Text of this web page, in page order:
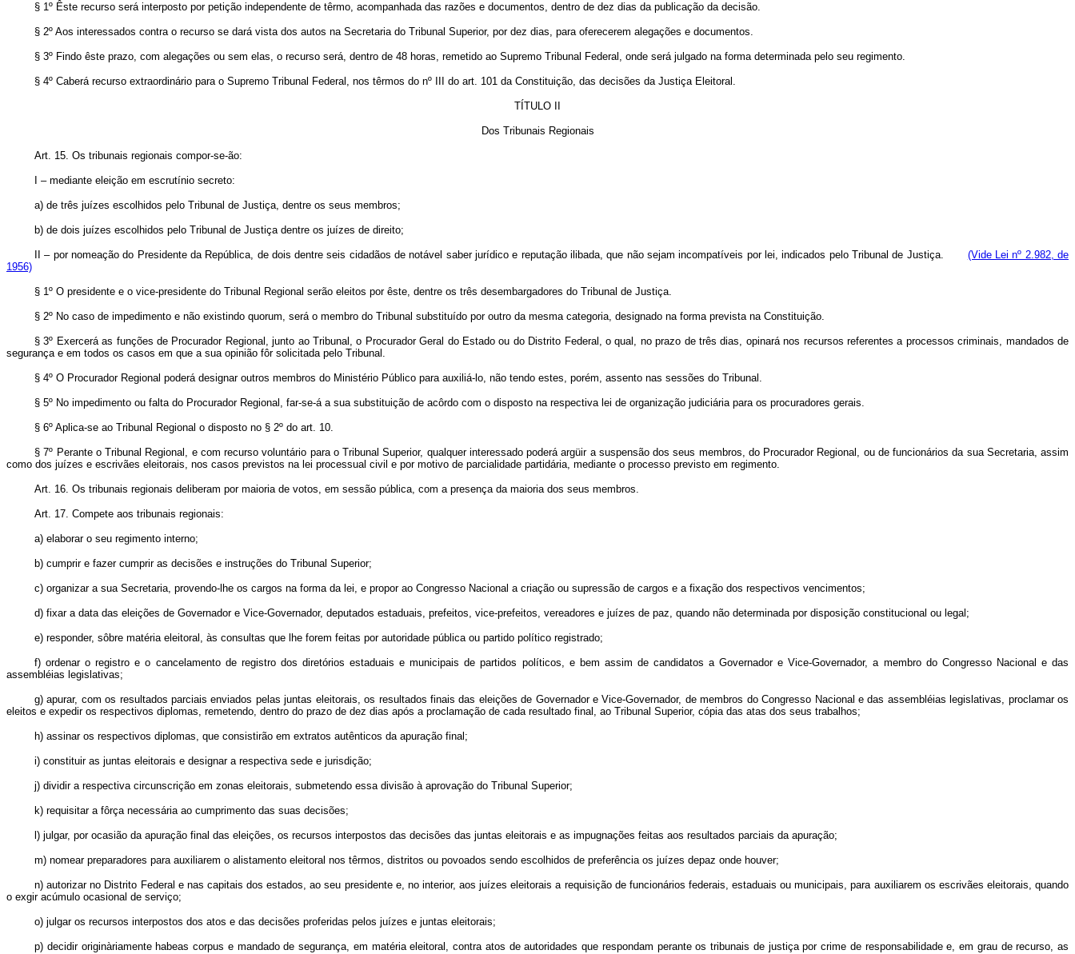
§ 1º Êste recurso será interposto por petição independente de têrmo, acompanhada das razões e documentos, dentro de dez dias da publicação da decisão.
§ 2º Aos interessados contra o recurso se dará vista dos autos na Secretaria do Tribunal Superior, por dez dias, para oferecerem alegações e documentos.
§ 3º Findo êste prazo, com alegações ou sem elas, o recurso será, dentro de 48 horas, remetido ao Supremo Tribunal Federal, onde será julgado na forma determinada pelo seu regimento.
§ 4º Caberá recurso extraordinário para o Supremo Tribunal Federal, nos têrmos do nº III do art. 101 da Constituição, das decisões da Justiça Eleitoral.
TÍTULO II
Dos Tribunais Regionais
Art. 15. Os tribunais regionais compor-se-ão:
I – mediante eleição em escrutínio secreto:
a) de três juízes escolhidos pelo Tribunal de Justiça, dentre os seus membros;
b) de dois juízes escolhidos pelo Tribunal de Justiça dentre os juízes de direito;
II – por nomeação do Presidente da República, de dois dentre seis cidadãos de notável saber jurídico e reputação ilibada, que não sejam incompatíveis por lei, indicados pelo Tribunal de Justiça. (Vide Lei nº 2.982, de
1956)
§ 1º O presidente e o vice-presidente do Tribunal Regional serão eleitos por êste, dentre os três desembargadores do Tribunal de Justiça.
§ 2º No caso de impedimento e não existindo quorum, será o membro do Tribunal substituído por outro da mesma categoria, designado na forma prevista na Constituição.
§ 3º Exercerá as funções de Procurador Regional, junto ao Tribunal, o Procurador Geral do Estado ou do Distrito Federal, o qual, no prazo de três dias, opinará nos recursos referentes a processos criminais, mandados de
segurança e em todos os casos em que a sua opinião fôr solicitada pelo Tribunal.
§ 4º O Procurador Regional poderá designar outros membros do Ministério Público para auxiliá-lo, não tendo estes, porém, assento nas sessões do Tribunal.
§ 5º No impedimento ou falta do Procurador Regional, far-se-á a sua substituição de acôrdo com o disposto na respectiva lei de organização judiciária para os procuradores gerais.
§ 6º Aplica-se ao Tribunal Regional o disposto no § 2º do art. 10.
§ 7º Perante o Tribunal Regional, e com recurso voluntário para o Tribunal Superior, qualquer interessado poderá argüir a suspensão dos seus membros, do Procurador Regional, ou de funcionários da sua Secretaria, assim
como dos juízes e escrivães eleitorais, nos casos previstos na lei processual civil e por motivo de parcialidade partidária, mediante o processo previsto em regimento.
Art. 16. Os tribunais regionais deliberam por maioria de votos, em sessão pública, com a presença da maioria dos seus membros.
Art. 17. Compete aos tribunais regionais:
a) elaborar o seu regimento interno;
b) cumprir e fazer cumprir as decisões e instruções do Tribunal Superior;
c) organizar a sua Secretaria, provendo-lhe os cargos na forma da lei, e propor ao Congresso Nacional a criação ou supressão de cargos e a fixação dos respectivos vencimentos;
d) fixar a data das eleições de Governador e Vice-Governador, deputados estaduais, prefeitos, vice-prefeitos, vereadores e juízes de paz, quando não determinada por disposição constitucional ou legal;
e) responder, sôbre matéria eleitoral, às consultas que lhe forem feitas por autoridade pública ou partido político registrado;
f) ordenar o registro e o cancelamento de registro dos diretórios estaduais e municipais de partidos políticos, e bem assim de candidatos a Governador e Vice-Governador, a mem bro do Congresso Nacional e das
assembléias legislativas;
g) apurar, com os resultados parciais enviados pelas juntas eleitorais, os resultados finais das eleições de Governador e Vice-Governador, de membros do Congresso Nacional e das assembléias legislativas, proclamar os
eleitos e expedir os respectivos diplomas, remetendo, dentro do prazo de dez dias após a proclamação de cada resultado final, ao Tribunal Superior, cópia das atas dos seus trabalhos;
h) assinar os respectivos diplomas, que consistirão em extratos autênticos da apuração final;
i) constituir as juntas eleitorais e designar a respectiva sede e jurisdição;
j) dividir a respectiva circunscrição em zonas eleitorais, submetendo essa divisão à aprovação do Tribunal Superior;
k) requisitar a fôrça necessária ao cumprimento das suas decisões;
l) julgar, por ocasião da apuração final das eleições, os recursos interpostos das decisões das juntas eleitorais e as impugnações feitas aos resultados parciais da apuração;
m) nomear preparadores para auxiliarem o alistamento eleitoral nos têrmos, distritos ou povoados sendo escolhidos de preferência os juízes depaz onde houver;
n) autorizar no Distrito Federal e nas capitais dos estados, ao seu presidente e, no interior, aos juízes eleitorais a requisição de funcionários federais, estaduais ou municipais, para auxiliarem os escrivães eleitorais, quando
o exgir acúmulo ocasional de serviço;
o) julgar os recursos interpostos dos atos e das decisões proferidas pelos juízes e juntas eleitorais;
p) decidir originàriamente habeas corpus e mandado de segurança, em matéria eleitoral, contra atos de autoridades que respondam perante os tribunais de justiça por crime deresponsabilidade e, em grau de recurso, as